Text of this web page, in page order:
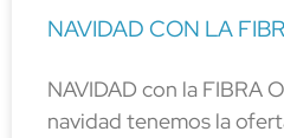
NAVIDAD CON LA
NAVIDAD con la FIBRA
navidad tenemos la